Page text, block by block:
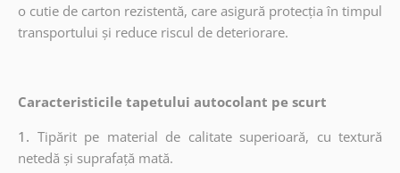
o cutie de carton rezistentă, care asigură protecția în timpul
transportului și reduce riscul de deteriorare.
Caracteristicile tapetului autocolant pe scurt
1. Tipărit pe material de calitate superioară, cu textură
netedă și suprafață mată.